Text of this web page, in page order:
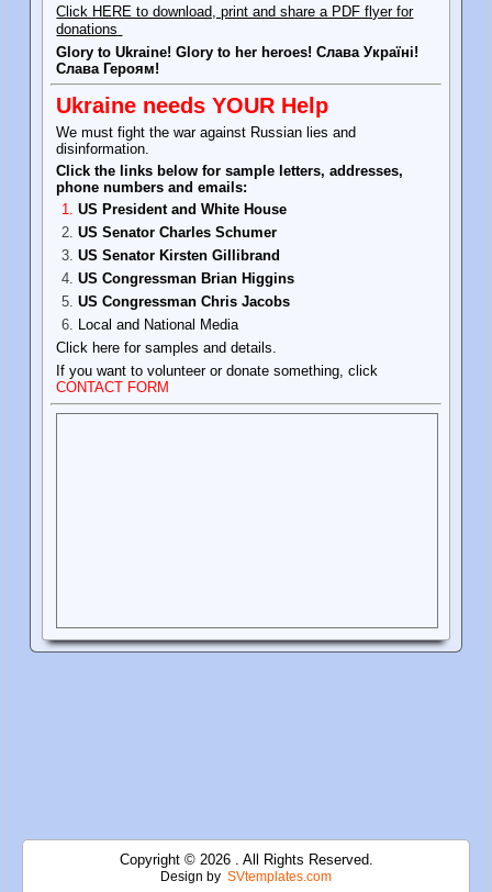
Click HERE to download, print and share a PDF flyer for
donations
Glory to Ukraine! Glory to her heroes! Слава Україні!
Слава Героям!
Ukraine needs YOUR Help
We must fight the war against Russian lies and
disinformation.
Click the links below for sample letters, addresses,
phone numbers and emails:
US President and White House
US Senator Charles Schumer
US Senator Kirsten Gillibrand
US Congressman Brian Higgins
US Congressman Chris Jacobs
Local and National Media
Click here for samples and details.
If you want to volunteer or donate something, click
CONTACT FORM
Copyright © 2026 . All Rights Reserved.
Design by SVtemplates.com